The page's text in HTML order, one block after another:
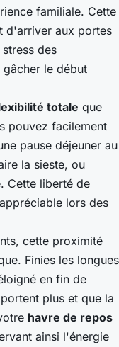
familiale. Cette
d'arriver aux portes
des
le début
totale que
pouvez facilement
pause déjeuner au
la sieste, ou
Cette liberté de
lors des
cette proximité
Finies les longues
en fin de
plus et que la
havre de repos
ainsi l'énergie